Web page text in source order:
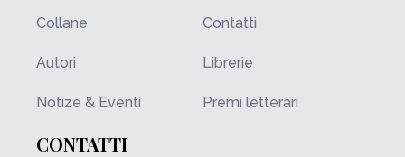
Collane
Autori
Notize & Eventi
Contatti
Librerie
Premi letterari
CONTATTI